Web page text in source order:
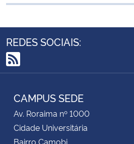
REDES SOCIAIS:
RSS
CAMPUS SEDE
Av. Roraima nº 1000
Cidade Universitária
Bairro Camobi